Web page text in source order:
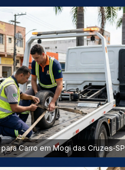
Carro em Mogi das Cruzes‑SP